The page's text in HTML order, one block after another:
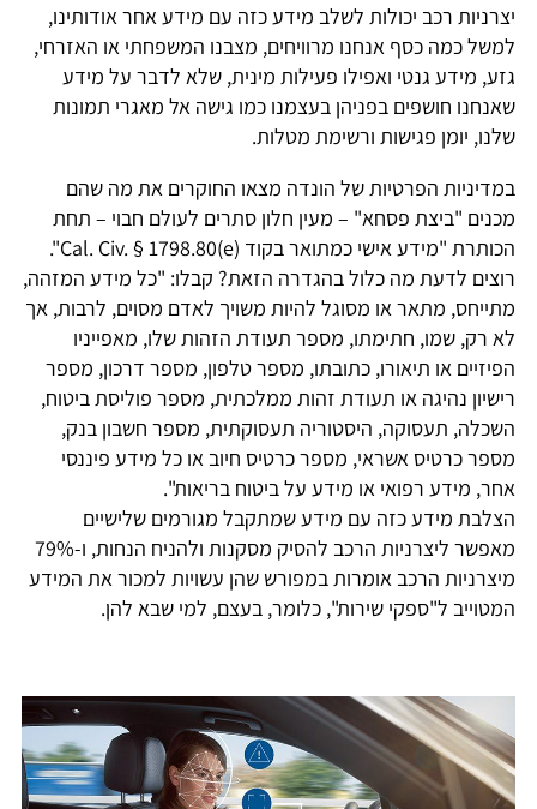
יצרניות רכב יכולות לשלב מידע כזה עם מידע אחר אודותינו,
למשל כמה כסף אנחנו מרוויחים, מצבנו המשפחתי או האזרחי,
גזע, מידע גנטי ואפילו פעילות מינית, שלא לדבר על מידע
שאנחנו חושפים בפניהן בעצמנו כמו גישה אל מאגרי תמונות
שלנו, יומן פגישות ורשימת מטלות.
במדיניות הפרטיות של הונדה מצאו החוקרים את מה שהם
מכנים "ביצת פסחא" – מעין חלון סתרים לעולם חבוי – תחת
הכותרת "מידע אישי כמתואר בקוד Cal. Civ. § 1798.80(e)".
רוצים לדעת מה כלול בהגדרה הזאת? קבלו: "כל מידע המזהה,
מתייחס, מתאר או מסוגל להיות משויך לאדם מסוים, לרבות, אך
לא רק, שמו, חתימתו, מספר תעודת הזהות שלו, מאפייניו
הפיזיים או תיאורו, כתובתו, מספר טלפון, מספר דרכון, מספר
רישיון נהיגה או תעודת זהות ממלכתית, מספר פוליסת ביטוח,
השכלה, תעסוקה, היסטוריה תעסוקתית, מספר חשבון בנק,
מספר כרטיס אשראי, מספר כרטיס חיוב או כל מידע פיננסי
אחר, מידע רפואי או מידע על ביטוח בריאות".
הצלבת מידע כזה עם מידע שמתקבל מגורמים שלישיים
מאפשר ליצרניות הרכב להסיק מסקנות ולהניח הנחות, ו-79%
מיצרניות הרכב אומרות במפורש שהן עשויות למכור את המידע
המטוייב ל"ספקי שירות", כלומר, בעצם, למי שבא להן.